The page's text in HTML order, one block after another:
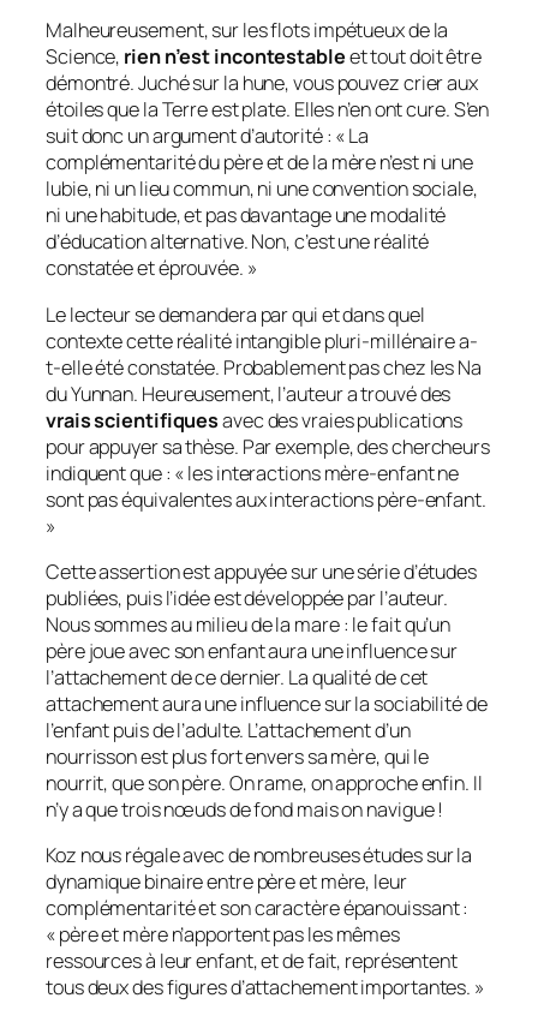
Malheureusement, sur les flots impétueux de la
Science, rien n’est incontestableet tout doit être
démontré. Juché sur la hune, vous pouvez crier aux
étoiles que la Terre est plate. Elles n’en ont cure. S’en
suit donc un argument d’autorité : «La
complémentarité du père et de la mère n’est ni une
lubie, ni un lieu commun, ni une convention sociale,
ni une habitude, et pas davantage une modalité
d’éducation alternative. Non, c’est une réalité
constatée et éprouvée. »
Le lecteur se demandera par qui et dans quel
contexte cette réalité intangiblepluri-millénairea-
t-elle été constatée. Probablement pas chez les Na
du Yunnan. Heureusement, l’auteur a trouvé des
vrais scientifiquesavec des vraies publications
pour appuyer sa thèse. Par exemple, des chercheurs
indiquent que : «les interactions mère-enfant ne
sont pas équivalentes aux interactions père-enfant.
»
Cette assertion est appuyée sur une série d’études
publiées, puis l’idée est développée par l’auteur.
Nous sommes au milieu de la mare : le fait qu’un
père joue avec son enfant aura une influence sur
l’attachement de ce dernier. La qualité de cet
attachement aura une influence sur la sociabilité de
l’enfant puis de l’adulte. L’attachement d’un
nourrisson est plus fort envers sa mère, qui le
nourrit, que son père. On rame, on approche enfin. Il
n’y a que trois nœuds de fond mais on navigue !
Koz nous régale avec de nombreuses études sur la
dynamique binaire entre père et mère, leur
complémentarité et son caractère épanouissant :
«père et mère n’apportent pas les mêmes
ressources à leur enfant, et de fait, représentent
tous deux des figures d’attachement importantes. »